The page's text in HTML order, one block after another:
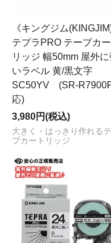
《キングジム(KINGJIM)
テプラPRO テープカー
リッジ 幅50mm 屋外に
いラベル 黄/黒文字
SC50YV (SR-
応)
3,980円(税込)
大きく・はっきり作れる
プカートリッジ